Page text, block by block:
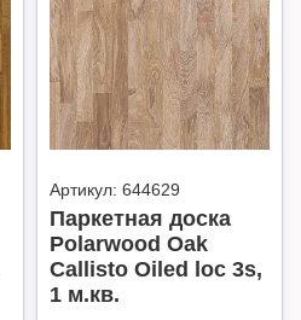
Артикул: 644629
Паркетная доска
Polarwood Oak
Callisto Oiled loc 3s,
1 м.кв.